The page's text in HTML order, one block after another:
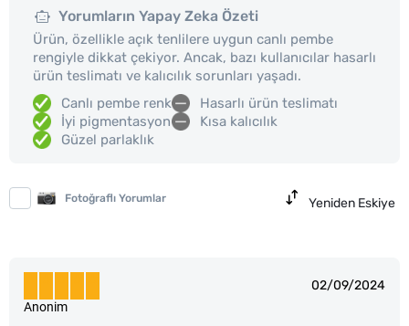
Yorumların Yapay Zeka Özeti
Ürün, özellikle açık tenlilere uygun canlı pembe
rengiyle dikkat çekiyor. Ancak, bazı kullanıcılar hasarlı
ürün teslimatı ve kalıcılık sorunları yaşadı.
Canlı pembe renk
İyi pigmentasyon
Güzel parlaklık
Hasarlı ürün teslimatı
Kısa kalıcılık
Fotoğraflı Yorumlar Yeniden Eskiye
02/09/2024
Anonim